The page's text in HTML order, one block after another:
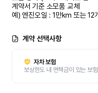
계약서 기준 소모품 교체
예) 엔진오일 : 1만km 또는 12
계약 선택사항
자차 보험
보상한도 내 면책금이 있는 보험